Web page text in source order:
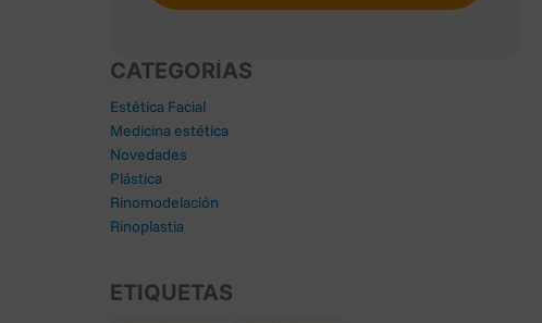
CATEGORÍAS
Estética Facial
Medicina estética
Novedades
Plástica
Rinomodelación
Rinoplastia
ETIQUETAS
y garantía de los derechos